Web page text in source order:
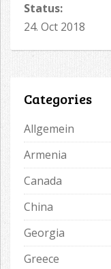
Status:
24. Oct 2018
Categories
Allgemein
Armenia
Canada
China
Georgia
Greece